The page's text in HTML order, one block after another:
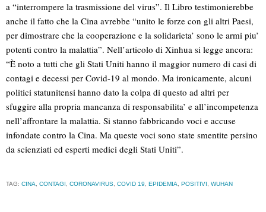
a “interrompere la trasmissione del virus”. Il Libro testimonierebbe
anche il fatto che la Cina avrebbe “unito le forze con gli altri Paesi,
per dimostrare che la cooperazione e la solidarieta’ sono le armi piu’
potenti contro la malattia”. Nell’articolo di Xinhua si legge ancora:
“È noto a tutti che gli Stati Uniti hanno il maggior numero di casi di
contagi e decessi per Covid-19 al mondo. Ma ironicamente, alcuni
politici statunitensi hanno dato la colpa di questo ad altri per
sfuggire alla propria mancanza di responsabilita’ e all’incompetenza
nell’affrontare la malattia. Si stanno fabbricando voci e accuse
infondate contro la Cina. Ma queste voci sono state smentite persino
da scienziati ed esperti medici degli Stati Uniti”.
TAG: CINA, CONTAGI, CORONAVIRUS, COVID 19, EPIDEMIA, POSITIVI, WUHAN